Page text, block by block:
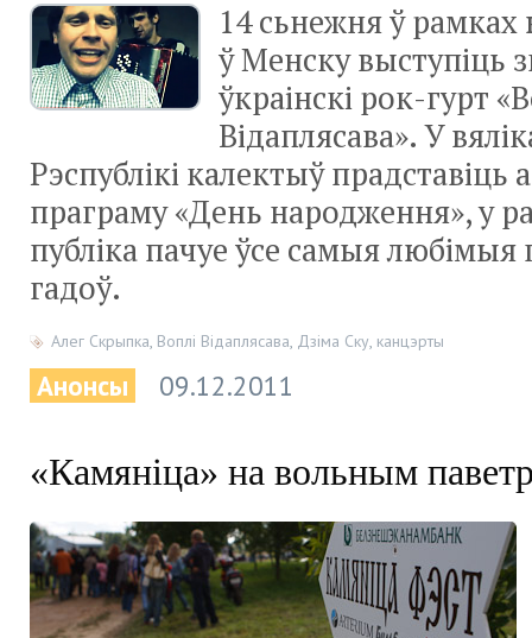
14 сьнежня ў рамках
ў Менску выступіць
ўкраінскі рок-гурт
Відаплясава». У
Рэспублікі калектыў
праграму «День народження», у
публіка пачуе ўсе самыя любімыя
гадоў.
Алег Скрыпка, Воплі Відаплясава, Дзіма Ску, канцэрты
Анонсы 09.12.2011
«Камяніца» на вольным